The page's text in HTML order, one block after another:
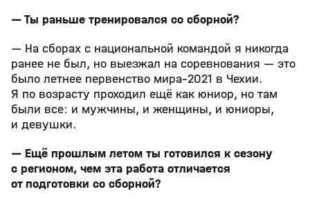
— Ты раньше тренировался со сборной?
— На сборах с национальной командой я никогда
ранее не был, но выезжал на соревнования — это
было летнее первенство мира–2021 в Чехии.
Я по возрасту проходил ещё как юниор, но там
были все: и мужчины, и женщины, и юниоры,
и девушки.
— Ещё прошлым летом ты готовился к сезону
с регионом, чем эта работа отличается
от подготовки со сборной?